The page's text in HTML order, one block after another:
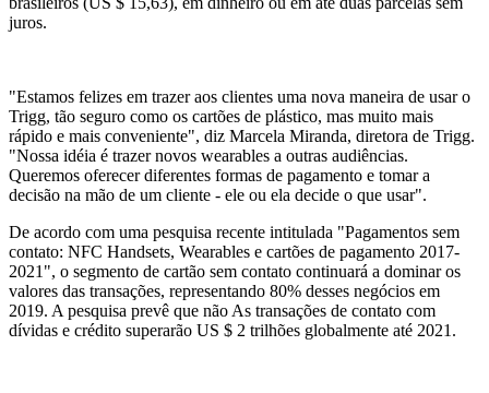
juros.
"Estamos felizes em trazer aos clientes uma nova maneira de usar o
Trigg, tão seguro como os cartões de plástico, mas muito mais
rápido e mais conveniente", diz Marcela Miranda, diretora de Trigg.
"Nossa idéia é trazer novos wearables a outras audiências.
Queremos oferecer diferentes formas de pagamento e tomar a
decisão na mão de um cliente - ele ou ela decide o que usar".
De acordo com uma pesquisa recente intitulada "Pagamentos sem
contato: NFC Handsets, Wearables e cartões de pagamento 2017-
2021", o segmento de cartão sem contato continuará a dominar os
valores das transações, representando 80% desses negócios em
2019. A pesquisa prevê que não As transações de contato com
dívidas e crédito superarão US $ 2 trilhões globalmente até 2021.